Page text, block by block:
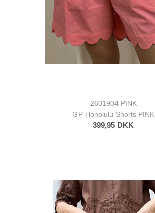
2601904 PINK
GP-Honolulu Shorts PINK
399,95 DKK